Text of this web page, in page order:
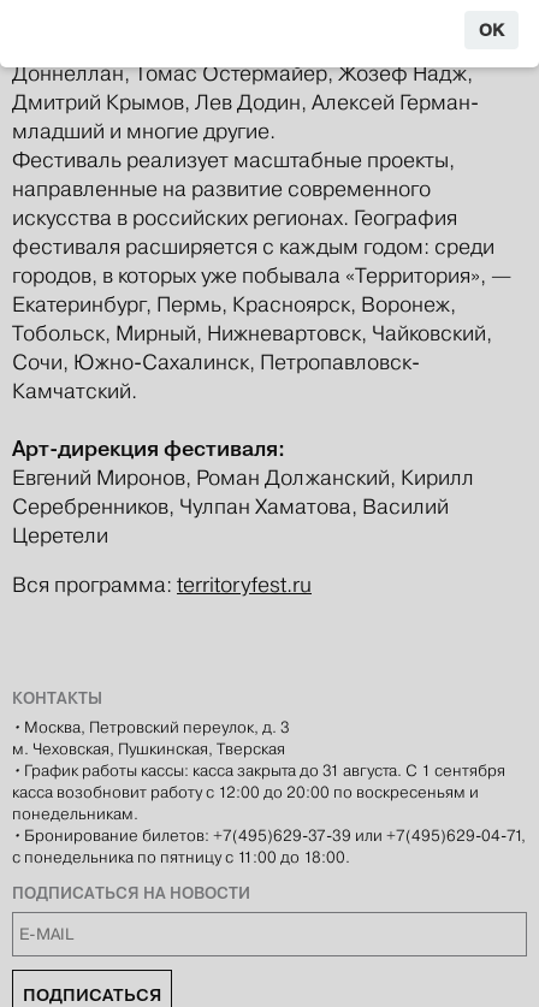
«Территории» в разные годы проводили Деклан
Доннеллан, Томас Остермайер, Жозеф Надж,
Дмитрий Крымов, Лев Додин, Алексей Герман-
младший и многие другие.
Фестиваль реализует масштабные проекты,
направленные на развитие современного
искусства в российских регионах. География
фестиваля расширяется с каждым годом: среди
городов, в которых уже побывала «Территория», —
Екатеринбург, Пермь, Красноярск, Воронеж,
Тобольск, Мирный, Нижневартовск, Чайковский,
Сочи, Южно-Сахалинск, Петропавловск-
Камчатский.
Арт-дирекция фестиваля:
Евгений Миронов, Роман Должанский, Кирилл
Серебренников, Чулпан Хаматова, Василий
Церетели
Вся программа: territoryfest.ru
КОНТАКТЫ
• Москва, Петровский переулок, д. 3
м. Чеховская, Пушкинская, Тверская
• График работы кассы: касса закрыта до 31 августа. С 1 сентября
касса возобновит работу с 12:00 до 20:00 по воскресеньям и
понедельникам.
• Бронирование билетов: +7(495)629-37-39 или +7(495)629-04-71,
с понедельника по пятницу с 11:00 до 18:00.
ПОДПИСАТЬСЯ НА НОВОСТИ
ПОДПИСАТЬСЯ
OK